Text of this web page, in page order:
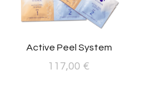
Active Peel System
117,00 €